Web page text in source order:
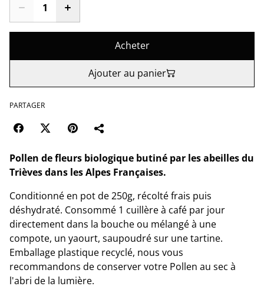
Acheter
Ajouter au panier
PARTAGER
Pollen de fleurs biologique butiné par les abeilles du
Trièves dans les Alpes Françaises.
Conditionné en pot de 250g, récolté frais puis
déshydraté. Consommé 1 cuillère à café par jour
directement dans la bouche ou mélangé à une
compote, un yaourt, saupoudré sur une tartine.
Emballage plastique recyclé, nous vous
recommandons de conserver votre Pollen au sec à
l'abri de la lumière.